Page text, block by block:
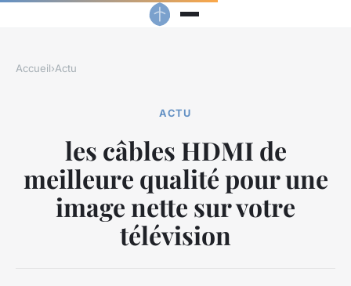
Accueil›Actu
ACTU
les câbles HDMI de
meilleure qualité pour une
image nette sur votre
télévision